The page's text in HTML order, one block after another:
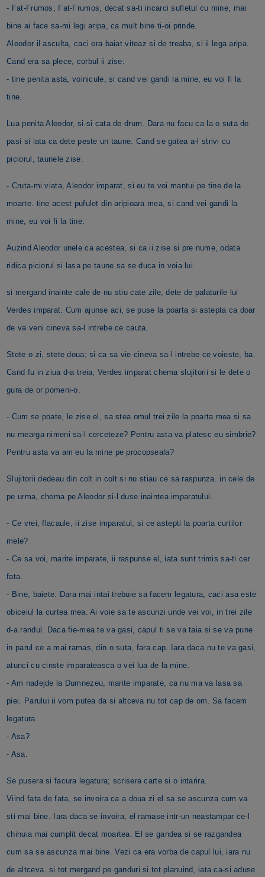
- Fat-Frumos, Fat-Frumos, decat sa-ti incarci sufletul cu mine, mai
bine ai face sa-mi legi aripa, ca mult bine ti-oi prinde.
Aleodor il asculta, caci era baiat viteaz si de treaba, si ii lega aripa.
Cand era sa plece, corbul ii zise:
- tine penita asta, voinicule, si cand vei gandi la mine, eu voi fi la
tine.
Lua penita Aleodor, si-si cata de drum. Dara nu facu ca la o suta de
pasi si iata ca dete peste un taune. Cand se gatea a-l strivi cu
piciorul, taunele zise:
- Cruta-mi viata, Aleodor imparat, si eu te voi mantui pe tine de la
moarte. tine acest pufulet din aripioara mea, si cand vei gandi la
mine, eu voi fi la tine.
Auzind Aleodor unele ca acestea, si ca ii zise si pre nume, odata
ridica piciorul si lasa pe taune sa se duca in voia lui.
si mergand inainte cale de nu stiu cate zile, dete de palaturile lui
Verdes imparat. Cum ajunse aci, se puse la poarta si astepta ca doar
de va veni cineva sa-l intrebe ce cauta.
Stete o zi, stete doua; si ca sa vie cineva sa-l intrebe ce voieste, ba.
Cand fu in ziua d-a treia, Verdes imparat chema slujitorii si le dete o
gura de or pomeni-o.
- Cum se poate, le zise el, sa stea omul trei zile la poarta mea si sa
nu mearga nimeni sa-l cerceteze? Pentru asta va platesc eu simbrie?
Pentru asta va am eu la mine pe procopseala?
Slujitorii dedeau din colt in colt si nu stiau ce sa raspunza. in cele de
pe urma, chema pe Aleodor si-l duse inaintea imparatului.
- Ce vrei, flacaule, ii zise imparatul, si ce astepti la poarta curtilor
mele?
- Ce sa voi, marite imparate, ii raspunse el, iata sunt trimis sa-ti cer
fata.
- Bine, baiete. Dara mai intai trebuie sa facem legatura, caci asa este
obiceiul la curtea mea. Ai voie sa te ascunzi unde vei voi, in trei zile
d-a randul. Daca fie-mea te va gasi, capul ti se va taia si se va pune
in parul ce a mai ramas, din o suta, fara cap. Iara daca nu te va gasi,
atunci cu cinste imparateasca o vei lua de la mine.
- Am nadejde la Dumnezeu, marite imparate, ca nu ma va lasa sa
piei. Parului ii vom putea da si altceva nu tot cap de om. Sa facem
legatura.
- Asa?
- Asa.
Se pusera si facura legatura; scrisera carte si o intarira.
Viind fata de fata, se invoira ca a doua zi el sa se ascunza cum va
sti mai bine. Iara daca se invoira, el ramase intr-un neastampar ce-l
chinuia mai cumplit decat moartea. El se gandea si se razgandea
cum sa se ascunza mai bine. Vezi ca era vorba de capul lui, iara nu
de altceva. si tot mergand pe ganduri si tot planuind, iata ca-si aduse